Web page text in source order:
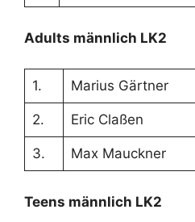
Adults männlich LK2
1. Marius Gärtner
2. Eric Claßen
3. Max Mauckner
Teens männlich LK2